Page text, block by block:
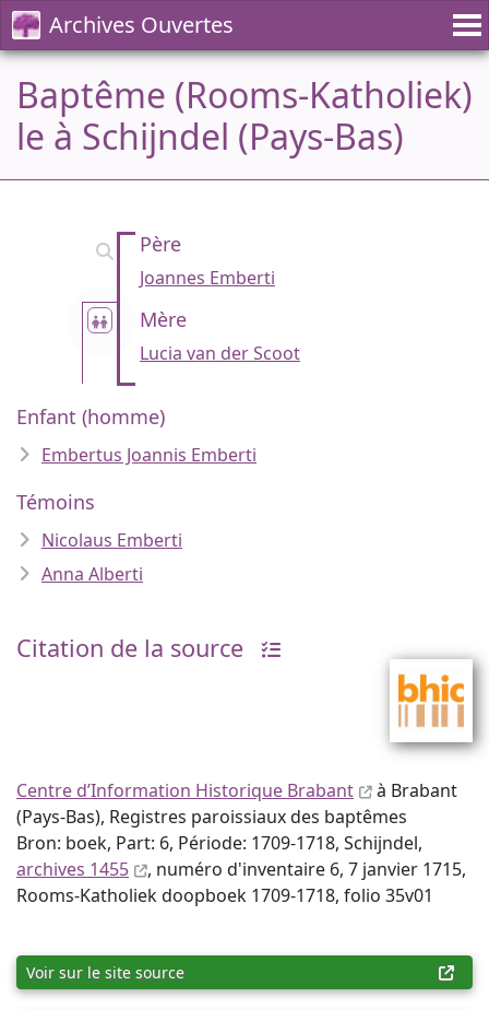
Archives Ouvertes
Baptême (Rooms-Katholiek)
le à Schijndel (Pays-Bas)
Père
Joannes Emberti
Mère
Lucia van der Scoot
Enfant (homme)
Embertus Joannis Emberti
Témoins
Nicolaus Emberti
Anna Alberti
Citation de la source
Centre d’Information Historique Brabant
à Brabant
(Pays-Bas), Registres paroissiaux des baptêmes
Bron: boek, Part: 6, Période: 1709-1718, Schijndel,
archives 1455
, numéro d'inventaire 6, 7 janvier 1715,
Rooms-Katholiek doopboek 1709-1718, folio 35v01
Voir sur le site source